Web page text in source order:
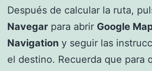
Después de calcular la ruta,
Navegar para abrir Google
Navigation y seguir las
el destino. Recuerda que para